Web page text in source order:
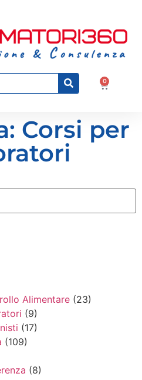
0
Corsi per
Alimentare (23)
(9)
(17)
(109)
(8)